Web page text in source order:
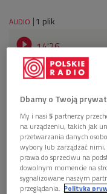
AUDIO 1 plik
 14'26
Rozmowa o
narodowym
Dbamy o Twoją
My i nasi5 partnerzy
na urządzeniu, takich jak
przetwarzania danych
wybory lub zarządzać nimi,
prawa do sprzeciwu na
dowolnym momencie na
sygnalizowane naszym
przeglądania. Polityka